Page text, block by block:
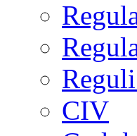
CIV